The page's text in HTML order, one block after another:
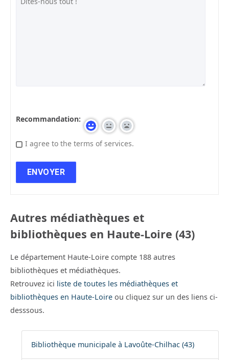
Recommandation:
I agree to the terms of services.
Autres médiathèques et
bibliothèques en Haute-Loire (43)
Le département Haute-Loire compte 188 autres
bibliothèques et médiathèques.
Retrouvez ici liste de toutes les médiathèques et
bibliothèques en Haute-Loire ou cliquez sur un des liens ci-
desssous.
Bibliothèque municipale à Lavoûte-Chilhac (43)